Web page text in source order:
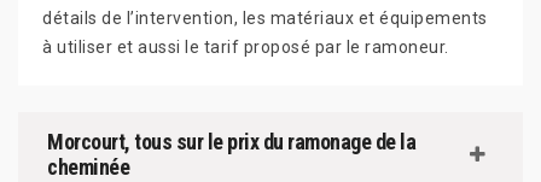
détails de l’intervention, les matériaux et équipements
à utiliser et aussi le tarif proposé par le ramoneur.
Morcourt, tous sur le prix du ramonage de la
cheminée